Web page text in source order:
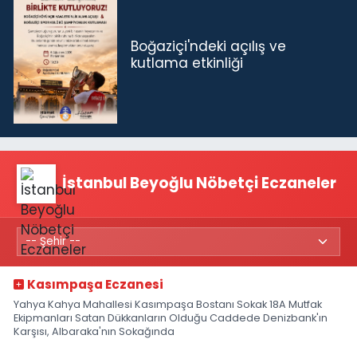
Boğaziçi'ndeki açılış ve
kutlama etkinliği
İstanbul Beyoğlu Nöbetçi Eczaneler
Kasımpaşa Eczanesi
Yahya Kahya Mahallesi Kasımpaşa Bostanı Sokak 18A Mutfak
Ekipmanları Satan Dükkanların Olduğu Caddede Denizbank'ın
Karşısı, Albaraka'nın Sokağında